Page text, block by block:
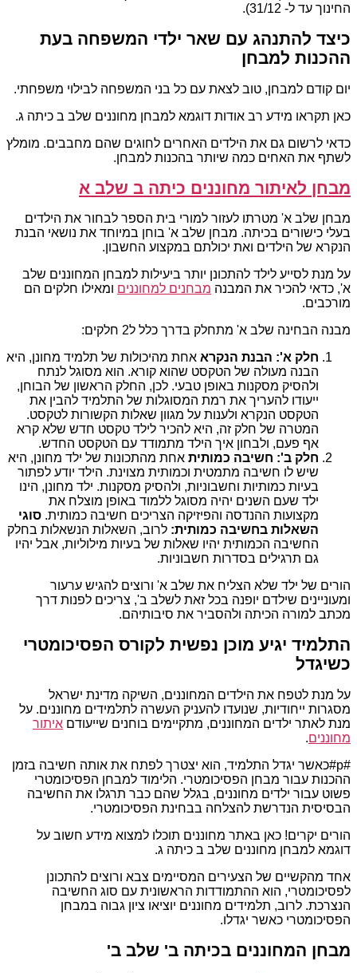
החינוך עד ל- 31/12).
כיצד להתנהג עם שאר ילדי המשפחה בעת
ההכנות למבחן
יום קודם למבחן, טוב לצאת עם כל בני המשפחה לבילוי משפחתי.
כאן תקראו מידע רב אודות דוגמא למבחן מחוננים שלב ב כיתה ג.
כדאי לרשום גם את הילדים האחרים לחוגים שהם מחבבים. מומלץ
לשתף את האחים כמה שיותר בהכנות למבחן.
מבחן לאיתור מחוננים כיתה ב שלב א
מבחן שלב א' מטרתו לעזור למורי בית הספר לבחור את הילדים
בעלי כישורים בכיתה. מבחן שלב א' בוחן במיוחד את נושאי הבנת
הנקרא של הילדים ואת יכולתם במקצוע החשבון.
על מנת לסייע לילד להתכונן יותר ביעילות למבחן המחוננים שלב
א', כדאי להכיר את המבנה מבחנים למחוננים ומאילו חלקים הם
מורכבים.
מבנה הבחינה שלב א' מתחלק בדרך כלל ל2 חלקים:
חלק א': הבנת הנקרא אחת מהיכולות של תלמיד מחונן, היא
הבנה מעולה של הטקסט שהוא קורא. הוא מסוגל לנתח
ולהסיק מסקנות באופן טבעי. לכן, החלק הראשון של הבוחן,
ייעודו להעריך את רמת המסוגלות של התלמיד להבין את
הטקסט הנקרא ולענות על מגוון שאלות הקשורות לטקסט.
המטרה של חלק זה, היא להכיר לילד טקסט חדש שלא קרא
אף פעם, ולבחון איך הילד מתמודד עם הטקסט החדש.
חלק ב': חשיבה כמותית אחת מהתכונות של ילד מחונן, היא
שיש לו חשיבה מתמטית וכמותית מצוינת. הילד יודע לפתור
בעיות כמותיות וחשבוניות, ולהסיק מסקנות. ילד מחונן, הינו
ילד שעם השנים יהיה מסוגל ללמוד באופן מוצלח את
מקצועות ההנדסה והפיזיקה הצריכים חשיבה כמותית. סוגי
השאלות בחשיבה כמותית: לרוב, השאלות הנשאלות בחלק
החשיבה הכמותית יהיו שאלות של בעיות מילוליות, אבל יהיו
גם תרגילים בסדרות חשבוניות.
הורים של ילד שלא הצליח את שלב א' ורוצים להגיש ערעור
ומעוניינים שילדם יופנה בכל זאת לשלב ב', צריכים לפנות דרך
מכתב למורה הכיתה ולהסביר את סיבותיהם.
התלמיד יגיע מוכן נפשית לקורס הפסיכומטרי
כשיגדל
על מנת לטפח את הילדים המחוננים, השיקה מדינת ישראל
מסגרות ייחודיות, שנועדו להעניק העשרה לתלמידים מחוננים. על
מנת לאתר ילדים המחוננים, מתקיימים בוחנים שייעודם איתור
מחוננים.
#p#כאשר יגדל התלמיד, הוא יצטרך לפתח את אותה חשיבה בזמן
ההכנות עבור מבחן הפסיכומטרי. הלימוד למבחן הפסיכומטרי
פשוט עבור ילדים מחוננים, בגלל שהם כבר תרגלו את החשיבה
הבסיסית הנדרשת להצלחה בבחינת הפסיכומטרי.
הורים יקרים! כאן באתר מחוננים תוכלו למצוא מידע חשוב על
דוגמא למבחן מחוננים שלב ב כיתה ג.
אחד מהקשיים של הצעירים המסיימים צבא ורוצים להתכונן
לפסיכומטרי, הוא ההתמודדות הראשונית עם סוג החשיבה
הנצרכת. לרוב, תלמידים מחוננים יוציאו ציון גבוה במבחן
הפסיכומטרי כאשר יגדלו.
מבחן המחוננים בכיתה ב' שלב ב'